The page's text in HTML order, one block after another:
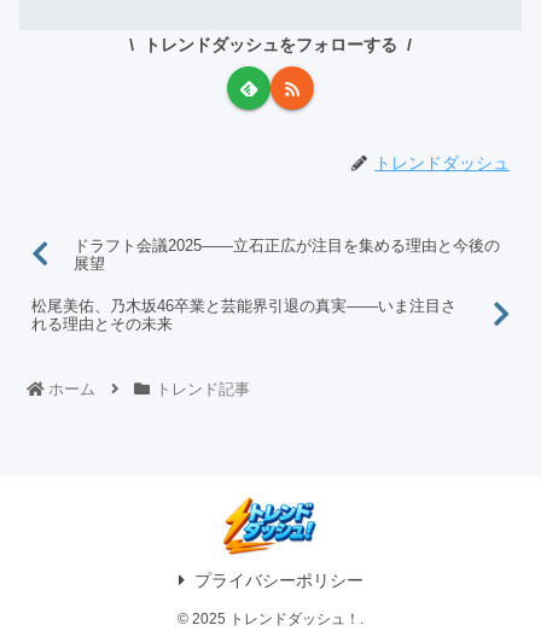
トレンドダッシュをフォローする
トレンドダッシュ
ドラフト会議2025――立石正広が注目を集める理由と今後の
展望
松尾美佑、乃木坂46卒業と芸能界引退の真実――いま注目さ
れる理由とその未来
ホーム トレンド記事
プライバシーポリシー
© 2025 トレンドダッシュ！.